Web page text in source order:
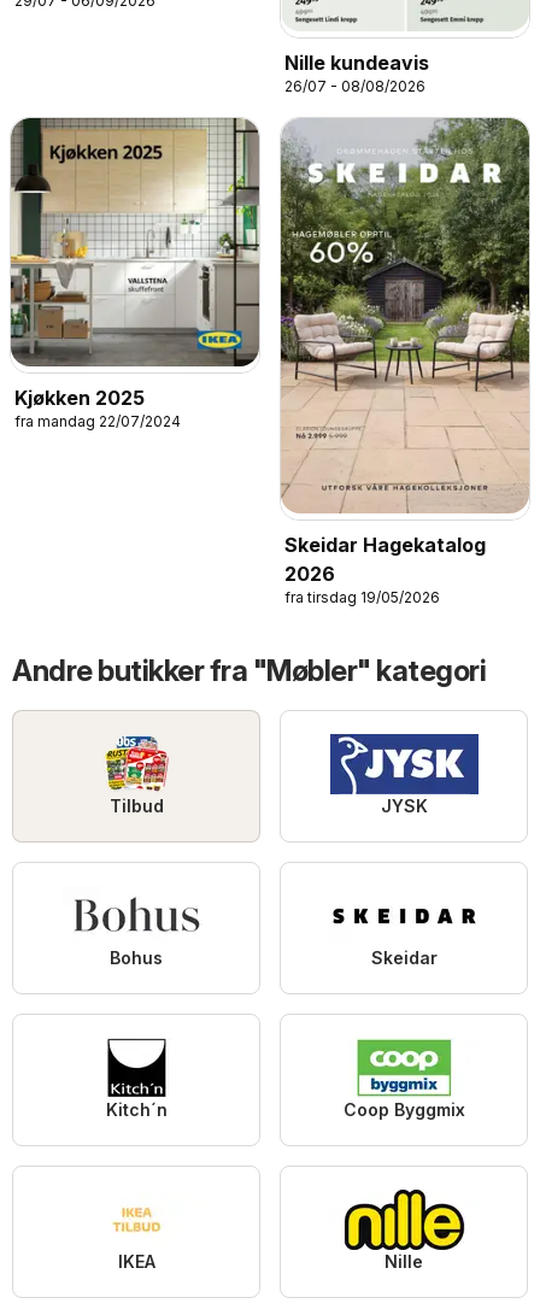
Nille kundeavis
26/07 - 08/08/2026
Kjøkken 2025
fra mandag 22/07/2024
Skeidar Hagekatalog
2026
fra tirsdag 19/05/2026
Andre butikker fra "Møbler" kategori
Tilbud JYSK
Bohus Skeidar
Kitch´n Coop Byggmix
IKEA Nille